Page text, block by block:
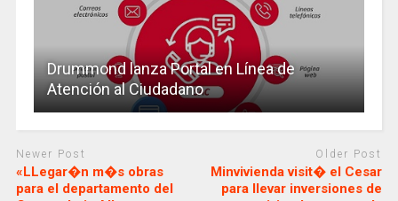
Drummond lanza Portal en Línea de
Atención al Ciudadano
Newer Post
«LLegar�n m�s obras
para el departamento del
Older Post
Minvivienda visit� el Cesar
para llevar inversiones de